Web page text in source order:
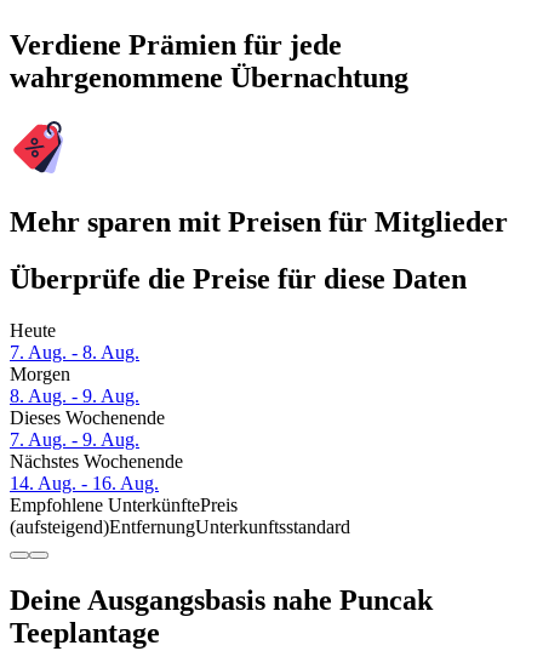
Verdiene Prämien für jede
wahrgenommene Übernachtung
Mehr sparen mit Preisen für Mitglieder
Überprüfe die Preise für diese Daten
Heute
7. Aug. - 8. Aug.
Morgen
8. Aug. - 9. Aug.
Dieses Wochenende
7. Aug. - 9. Aug.
Nächstes Wochenende
14. Aug. - 16. Aug.
Empfohlene UnterkünftePreis
(aufsteigend)EntfernungUnterkunftsstandard
Deine Ausgangsbasis nahe Puncak
Teeplantage